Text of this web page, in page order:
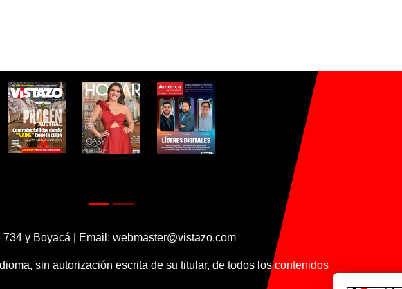
y Boyacá | Email: webmaster@vistazo.com
sin autorización escrita de su titular, de todos los contenidos